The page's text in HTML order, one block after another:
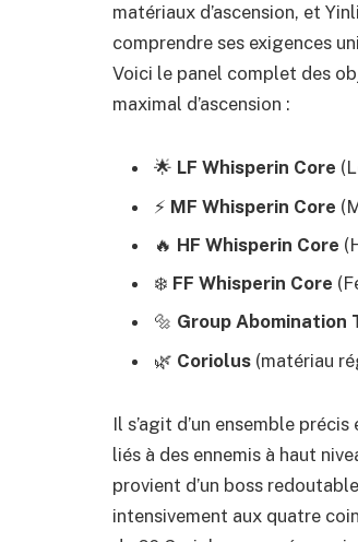
matériaux d’ascension, et
comprendre ses exigences
Voici le panel complet des
maximal d’ascension :
🌟 LF Whisperin Core
⚡️ MF Whisperin Core
🔥 HF Whisperin Core
❄️ FF Whisperin Core
🔩 Group Abomination
🌿 Coriolus (matériau
Il s’agit d’un ensemble
liés à des ennemis à haut
provient d’un boss
intensivement aux quatre